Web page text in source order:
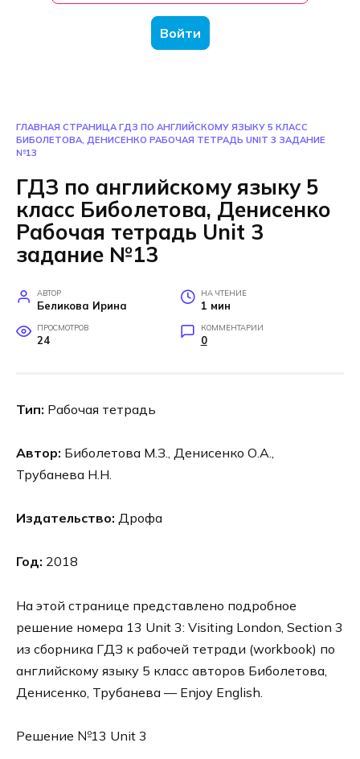
Войти
ГЛАВНАЯ СТРАНИЦА ГДЗ ПО АНГЛИЙСКОМУ ЯЗЫКУ 5 КЛАСС
БИБОЛЕТОВА, ДЕНИСЕНКО РАБОЧАЯ ТЕТРАДЬ UNIT 3 ЗАДАНИЕ
№13
ГДЗ по английскому языку 5
класс Биболетова, Денисенко
Рабочая тетрадь Unit 3
задание №13
АВТОР
Беликова Ирина
НА ЧТЕНИЕ
1 мин
ПРОСМОТРОВ
24
КОММЕНТАРИИ
0
Тип: Рабочая тетрадь
Автор: Биболетова М.З., Денисенко О.А.,
Трубанева Н.Н.
Издательство: Дрофа
Год: 2018
На этой странице представлено подробное
решение номера 13 Unit 3: Visiting London, Section 3
из сборника ГДЗ к рабочей тетради (workbook) по
английскому языку 5 класс авторов Биболетова,
Денисенко, Трубанева — Enjoy English.
Решение №13 Unit 3